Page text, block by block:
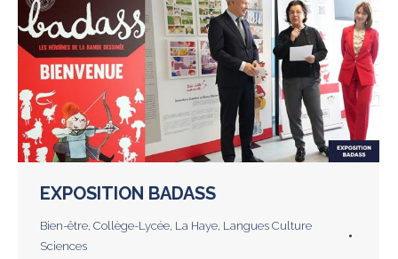
EXPOSITION BADASS
Bien-être, Collège-Lycée, La Haye, Langues Culture
Sciences